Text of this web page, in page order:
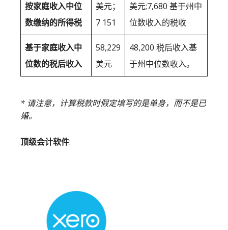
按家庭收入中位
数缴纳的所得税
美元；
7 151
美元;7,680 基于州中
位数收入的税收
基于家庭收入中
位数的税后收入
58,229
美元
48,200 税后收入基
于州中位数收入。
* 请注意，计算税款时假定填写的是单身，而不是已
婚。
顶级会计软件: